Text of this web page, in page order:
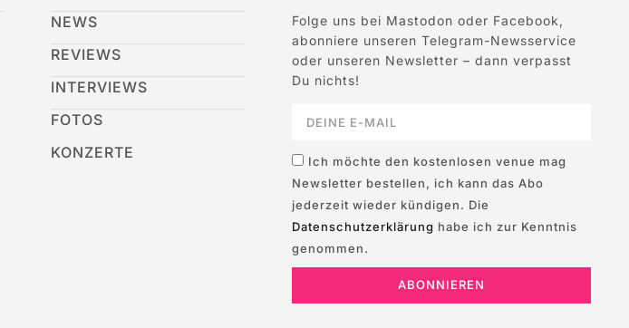
NEWS
REVIEWS
INTERVIEWS
FOTOS
KONZERTE
Folge uns bei Mastodon oder Facebook,
abonniere unseren Telegram-Newsservice
oder unseren Newsletter – dann verpasst
Du nichts!
Ich möchte den kostenlosen venue mag
Newsletter bestellen, ich kann das Abo
jederzeit wieder kündigen. Die
Datenschutzerklärung habe ich zur Kenntnis
genommen.
ABONNIEREN